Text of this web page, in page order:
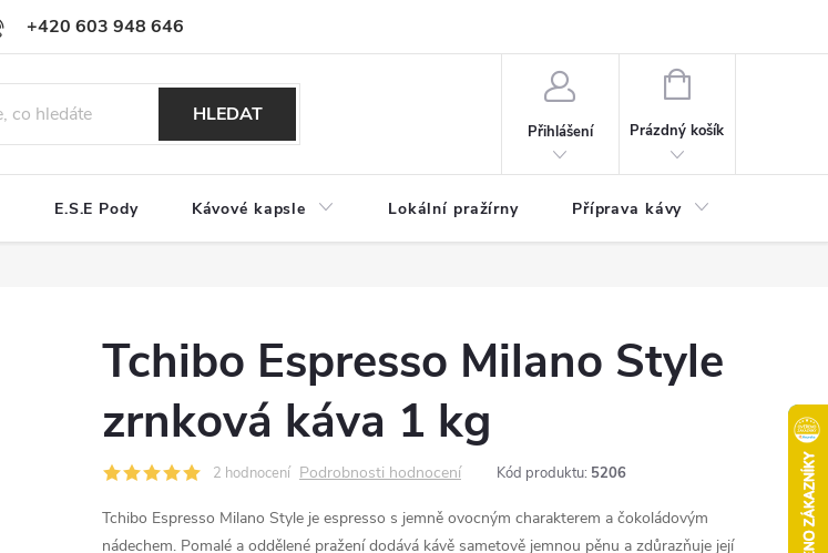
+420 603 948 646
Reklamační řád Jak nakupovat
HLEDAT
Přihlášení
NÁKUPNÍ
Prázdný košík
E.S.E Pody Kávové kapsle Lokální pražírny Příprava kávy
Tchibo Espresso Milano Style
zrnková káva 1 kg
2 hodnocení Podrobnosti hodnocení Kód produktu: 5206
Tchibo Espresso Milano Style je espresso s jemně ovocným charakterem a čokoládovým
nádechem. Pomalé a oddělené pražení dodává kávě sametově jemnou pěnu a zdůrazňuje její